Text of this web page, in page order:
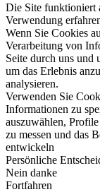
Die Site funktioniert
Verwendung
Wenn Sie Cookies
Verarbeitung von
Seite durch uns und
um das Erlebnis
analysieren.
Verwenden Sie
Informationen zu
auszuwählen,
zu messen und das
entwickeln
Persönliche
Nein danke
Fortfahren